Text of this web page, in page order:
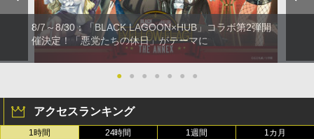
8/7～8/30：「BLACK LAGOON×HUB」コラボ第2弾開
催決定！「悪党たちの休日」がテーマに
● ● ● ● ● ● ●
アクセスランキング
1時間 24時間 1週間 1カ月